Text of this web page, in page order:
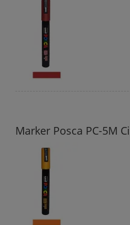
Marker Posca PC-5M